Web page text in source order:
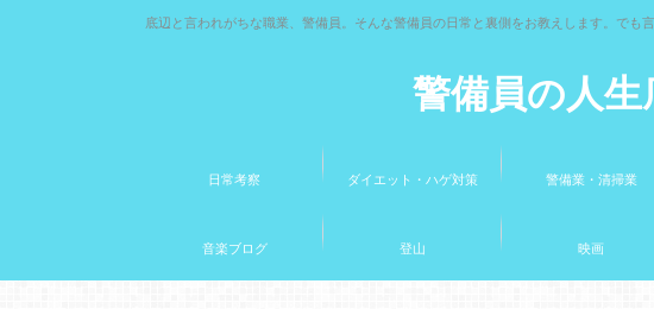
警備員の人生
底辺と言われがちな職業、警備員。そんな警備員の日常と裏側をお教えします。でも
日常考察 ダイエット・ハゲ対策 警備業・清掃業
音楽ブログ 登山 映画